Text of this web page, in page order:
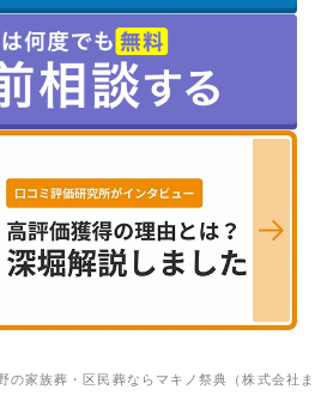
の家族葬・区民葬ならマキノ祭典（株式会社ま